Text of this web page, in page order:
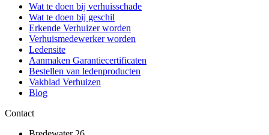
Wat te doen bij verhuisschade
Wat te doen bij geschil
Erkende Verhuizer worden
Verhuismedewerker worden
Ledensite
Aanmaken Garantiecertificaten
Bestellen van ledenproducten
Vakblad Verhuizen
Blog
Contact